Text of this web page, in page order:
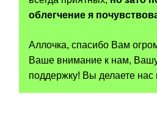
облегчение я
Аллочка, спасибо Вам
Ваше внимание к нам,
поддержку! Вы делаете нас